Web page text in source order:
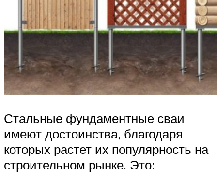
Стальные фундаментные сваи
имеют достоинства, благодаря
которых растет их популярность на
строительном рынке. Это: